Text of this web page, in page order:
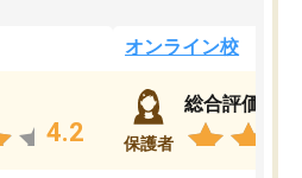
4.2
オンライン校
保護者
総合評価